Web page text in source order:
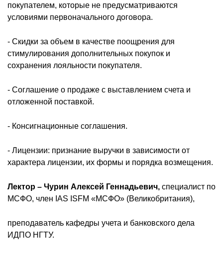
покупателем, которые не предусматриваются
условиями первоначального договора.
- Скидки за объем в качестве поощрения для
стимулирования дополнительных покупок и
сохранения лояльности покупателя.
- Соглашение о продаже с выставлением счета и
отложенной поставкой.
- Консигнационные соглашения.
- Лицензии: признание выручки в зависимости от
характера лицензии, их формы и порядка возмещения.
Лектор – Чурин Алексей Геннадьевич, специалист по
МСФО, член IAS ISFM «МСФО» (Великобритания),
преподаватель кафедры учета и банковского дела
ИДПО НГТУ.